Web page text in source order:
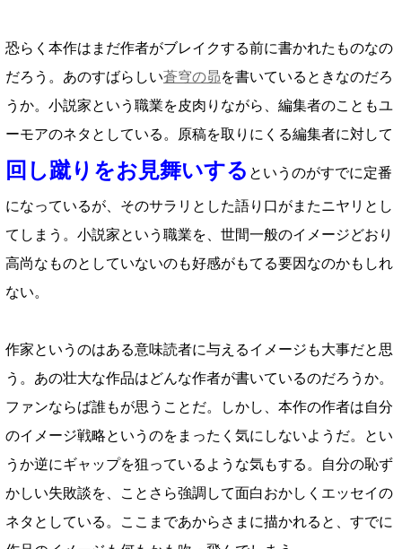
恐らく本作はまだ作者がブレイクする前に書かれたものなの
だろう。あのすばらしい蒼穹の昴を書いているときなのだろ
うか。小説家という職業を皮肉りながら、編集者のこともユ
ーモアのネタとしている。原稿を取りにくる編集者に対して
回し蹴りをお見舞いする というのがすでに定番
になっているが、そのサラリとした語り口がまたニヤリとし
てしまう。小説家という職業を、世間一般のイメージどおり
高尚なものとしていないのも好感がもてる要因なのかもしれ
ない。
作家というのはある意味読者に与えるイメージも大事だと思
う。あの壮大な作品はどんな作者が書いているのだろうか。
ファンならば誰もが思うことだ。しかし、本作の作者は自分
のイメージ戦略というのをまったく気にしないようだ。とい
うか逆にギャップを狙っているような気もする。自分の恥ず
かしい失敗談を、ことさら強調して面白おかしくエッセイの
ネタとしている。ここまであからさまに描かれると、すでに